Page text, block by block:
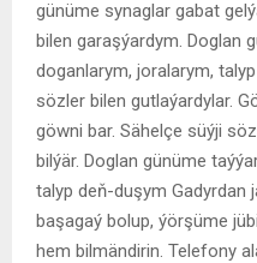
günüme synaglar gabat
bilen garaşýardym. Doglan
doganlarym, joralarym,
sözler bilen gutlaýardylar.
göwni bar. Sähelçe süýji
bilýär. Doglan günüme
talyp deň-duşym Gadyrdan
başagaý bolup, ýörşüme
hem bilmändirin. Telefony